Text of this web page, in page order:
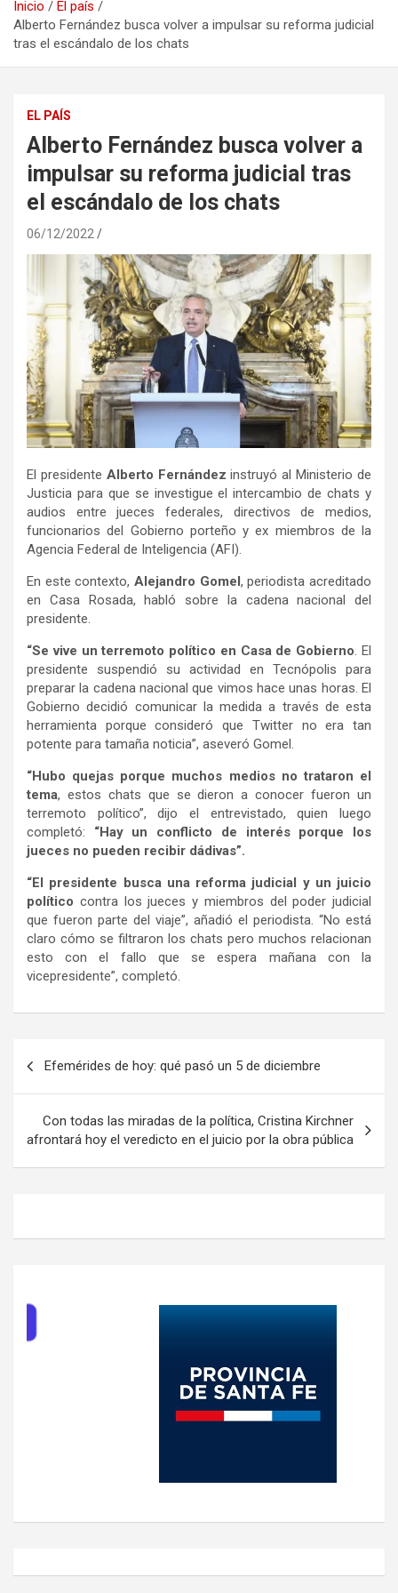
Inicio
El país
Alberto Fernández busca volver a impulsar su reforma judicial
tras el escándalo de los chats
EL PAÍS
Alberto Fernández busca volver a
impulsar su reforma judicial tras
el escándalo de los chats
06/12/2022
El presidente Alberto Fernández instruyó al Ministerio de
Justicia para que se investigue el intercambio de chats y
audios entre jueces federales, directivos de medios,
funcionarios del Gobierno porteño y ex miembros de la
Agencia Federal de Inteligencia (AFI).
En este contexto, Alejandro Gomel, periodista acreditado
en Casa Rosada, habló sobre la cadena nacional del
presidente.
“Se vive un terremoto político en Casa de Gobierno. El
presidente suspendió su actividad en Tecnópolis para
preparar la cadena nacional que vimos hace unas horas. El
Gobierno decidió comunicar la medida a través de esta
herramienta porque consideró que Twitter no era tan
potente para tamaña noticia”, aseveró Gomel.
“Hubo quejas porque muchos medios no trataron el
tema, estos chats que se dieron a conocer fueron un
terremoto político”, dijo el entrevistado, quien luego
completó: “Hay un conflicto de interés porque los
jueces no pueden recibir dádivas”.
“El presidente busca una reforma judicial y un juicio
político contra los jueces y miembros del poder judicial
que fueron parte del viaje”, añadió el periodista. “No está
claro cómo se filtraron los chats pero muchos relacionan
esto con el fallo que se espera mañana con la
vicepresidente”, completó.
entradas
Efemérides de hoy: qué pasó un 5 de diciembre
Con todas las miradas de la política, Cristina Kirchner
afrontará hoy el veredicto en el juicio por la obra pública